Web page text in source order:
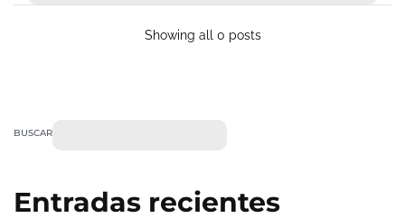
Showing all 0 posts
BUSCAR
Entradas recientes